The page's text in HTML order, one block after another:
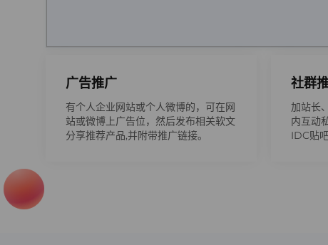
广告推广
有个人企业网站或个人微博的，可在网
站或微博上广告位，然后发布相关软文
分享推荐产品,并附带推广链接。
社群
加站长
内互动
IDC贴